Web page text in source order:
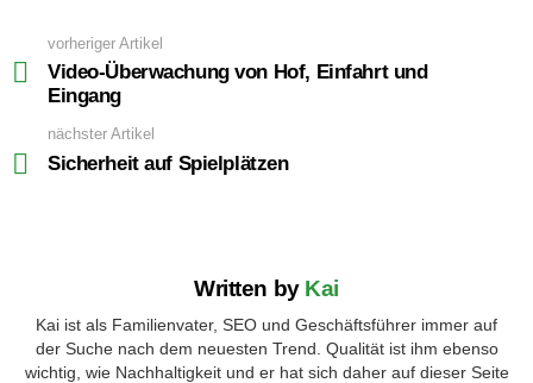
more
vorheriger Artikel
Video-Überwachung von Hof, Einfahrt und
Eingang
nächster Artikel
Sicherheit auf Spielplätzen
Written by Kai
Kai ist als Familienvater, SEO und Geschäftsführer immer auf
der Suche nach dem neuesten Trend. Qualität ist ihm ebenso
wichtig, wie Nachhaltigkeit und er hat sich daher auf dieser Seite